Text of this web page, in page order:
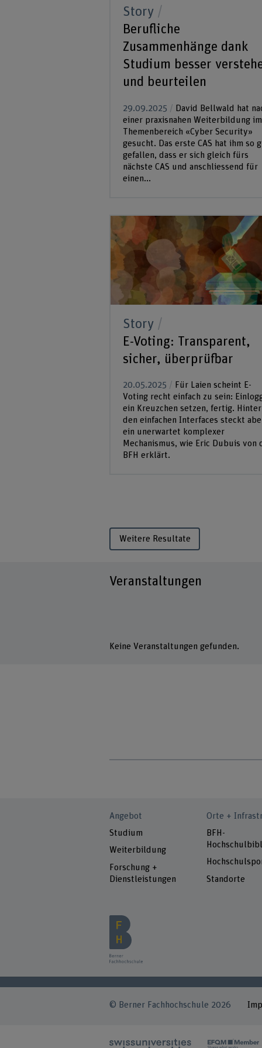
Story
Berufliche
Zusammenhänge dank
Studium besser
und beurteilen
29.09.2025
David Bellwald hat
einer praxisnahen Weiterbildung im
Themenbereich «Cyber Security»
gesucht. Das erste CAS hat ihm so
gefallen, dass er sich gleich fürs
nächste CAS und anschliessend für
einen...
Story
E-Voting: Transparent,
sicher, überprüfbar
20.05.2025
Für Laien scheint E-
Voting recht einfach zu sein:
ein Kreuzchen setzen, fertig. Hinter
den einfachen Interfaces steckt
ein unerwartet komplexer
Mechanismus, wie Eric Dubuis von
BFH erklärt.
Weitere Resultate
Veranstaltungen
Keine Veranstaltungen gefunden.
Angebot
Studium
Weiterbildung
Forschung +
Dienstleistungen
Orte +
BFH-
Standorte
© Berner Fachhochschule 2026